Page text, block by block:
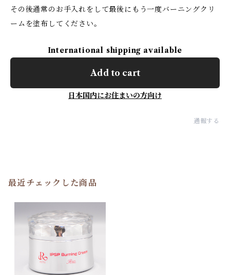
その後通常のお手入れをして最後にもう一度バーニングクリ
ームを塗布してください。
International shipping available
Add to cart
日本国内にお住まいの方向け
通報する
最近チェックした商品